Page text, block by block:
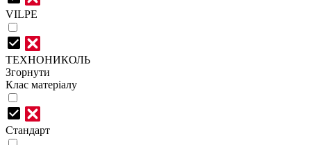
VILPE
ТЕХНОНИКОЛЬ
Згорнути
Клас матеріалу
Стандарт